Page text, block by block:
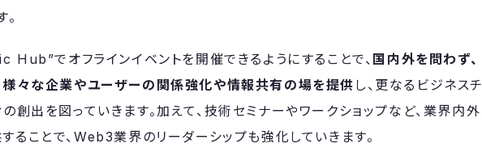
Hub”でオフラインイベントを開催できるようにすることで、 国内外を問わず、
々な企業やユーザーの関係強化や情報共有の場を提供 し、更なるビジネスチ
創出を図っていきます。加えて、技術セミナーやワークショップなど、業界内外
ることで、Web3業界のリーダーシップも強化していきます。